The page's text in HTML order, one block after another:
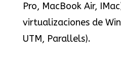
Pro, MacBook Air,
virtualizaciones de
UTM, Parallels).